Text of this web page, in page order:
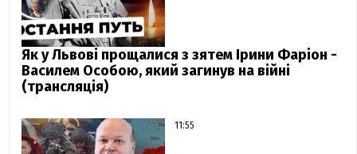
Як у Львові прощалися з зятем Ірини Фаріон -
Василем Особою, який загинув на війні
(трансляція)
11:55